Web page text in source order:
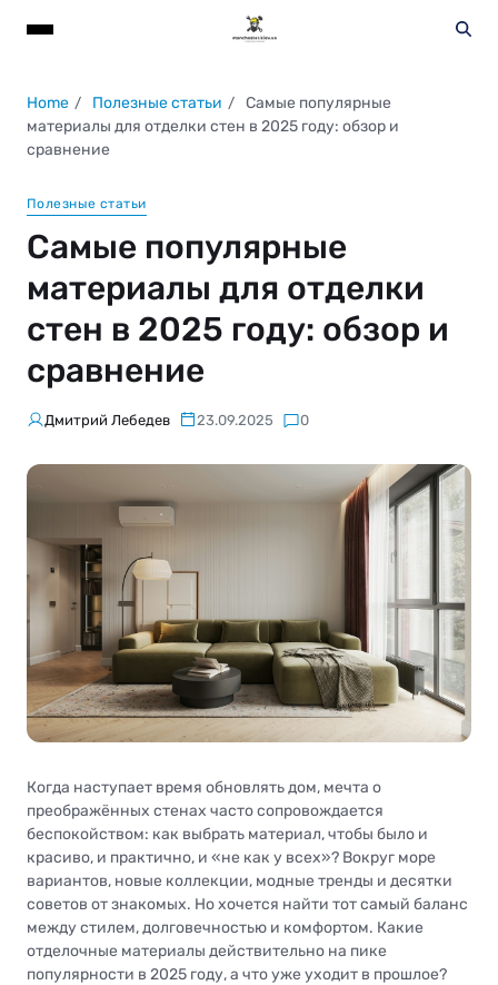
Home Полезные статьи
Самые популярные
материалы для отделки стен в 2025 году: обзор и
сравнение
Полезные статьи
Самые популярные
материалы для отделки
стен в 2025 году: обзор и
сравнение
Дмитрий Лебедев 23.09.2025 0
Когда наступает время обновлять дом, мечта о
преображённых стенах часто сопровождается
беспокойством: как выбрать материал, чтобы было и
красиво, и практично, и «не как у всех»? Вокруг море
вариантов, новые коллекции, модные тренды и десятки
советов от знакомых. Но хочется найти тот самый баланс
между стилем, долговечностью и комфортом. Какие
отделочные материалы действительно на пике
популярности в 2025 году, а что уже уходит в прошлое?